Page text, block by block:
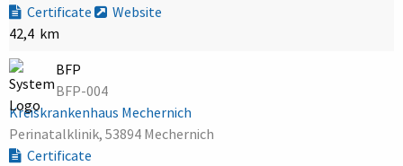
Certificate
Website
42,4 km
BFP
BFP-004
Kreiskrankenhaus Mechernich
Perinatalklinik, 53894 Mechernich
Certificate